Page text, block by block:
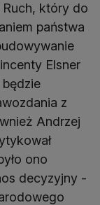
Ruch, który do
państwa
Elsner
z
Andrzej
ono
decyzyjny -